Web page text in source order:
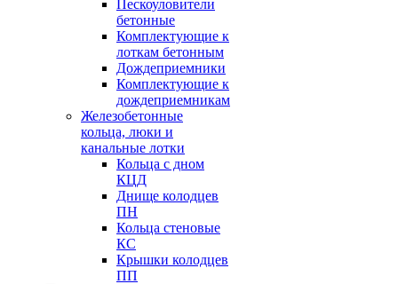
Пескоуловители
бетонные
Комплектующие к
лоткам бетонным
Дождеприемники
Комплектующие к
дождеприемникам
Железобетонные
кольца, люки и
канальные лотки
Кольца с дном
КЦД
Днище колодцев
ПН
Кольца стеновые
КС
Крышки колодцев
ПП